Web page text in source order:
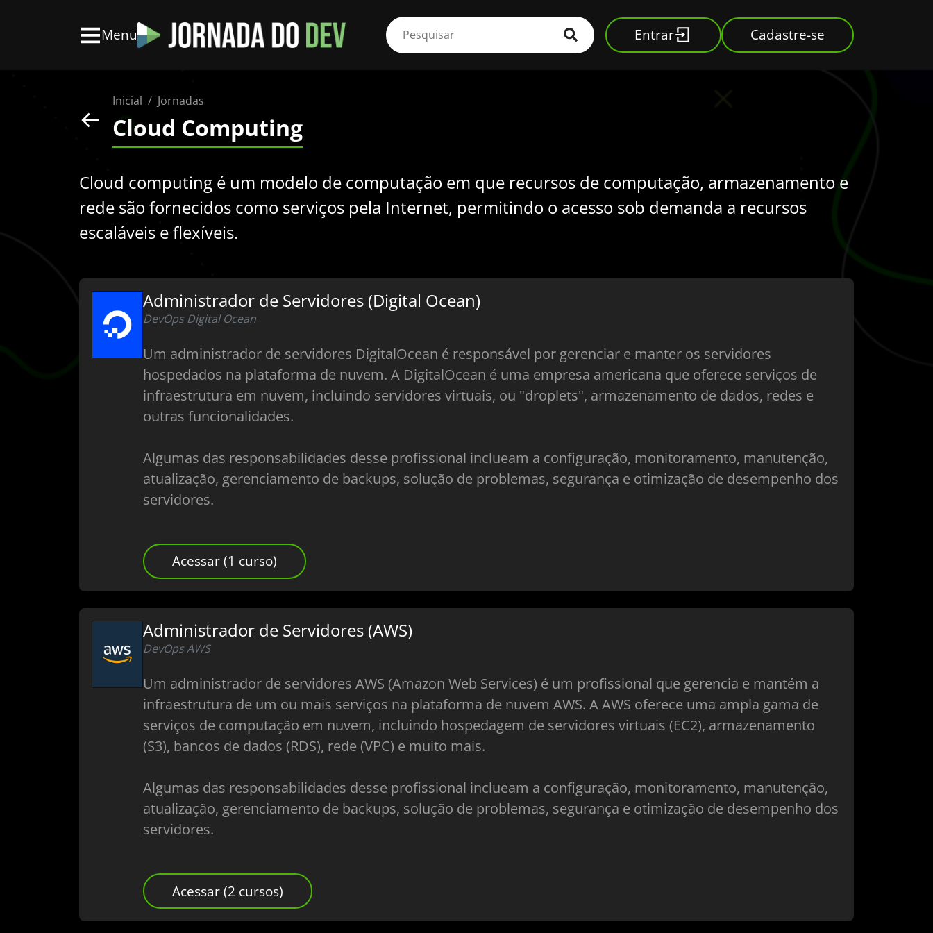
Menu Entrar Cadastre-se
Inicial Jornadas
Cloud Computing
Cloud computing é um modelo de computação em que recursos de computação, armazenamento e
rede são fornecidos como serviços pela Internet, permitindo o acesso sob demanda a recursos
escaláveis e flexíveis.
Administrador de Servidores (Digital Ocean)
DevOps Digital Ocean
Um administrador de servidores DigitalOcean é responsável por gerenciar e manter os servidores
hospedados na plataforma de nuvem. A DigitalOcean é uma empresa americana que oferece serviços de
infraestrutura em nuvem, incluindo servidores virtuais, ou "droplets", armazenamento de dados, redes e
outras funcionalidades.
Algumas das responsabilidades desse profissional inclueam a configuração, monitoramento, manutenção,
atualização, gerenciamento de backups, solução de problemas, segurança e otimização de desempenho dos
servidores.
Acessar (1 curso)
Administrador de Servidores (AWS)
DevOps AWS
Um administrador de servidores AWS (Amazon Web Services) é um profissional que gerencia e mantém a
infraestrutura de um ou mais serviços na plataforma de nuvem AWS. A AWS oferece uma ampla gama de
serviços de computação em nuvem, incluindo hospedagem de servidores virtuais (EC2), armazenamento
(S3), bancos de dados (RDS), rede (VPC) e muito mais.
Algumas das responsabilidades desse profissional inclueam a configuração, monitoramento, manutenção,
atualização, gerenciamento de backups, solução de problemas, segurança e otimização de desempenho dos
servidores.
Acessar (2 cursos)